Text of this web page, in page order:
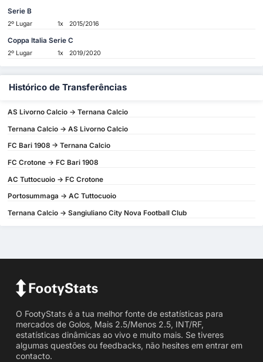
Serie B
2º Lugar 1x 2015/2016
Coppa Italia Serie C
2º Lugar 1x 2019/2020
Histórico de Transferências
AS Livorno Calcio -> Ternana Calcio
Ternana Calcio -> AS Livorno Calcio
FC Bari 1908 -> Ternana Calcio
FC Crotone -> FC Bari 1908
AC Tuttocuoio -> FC Crotone
Portosummaga -> AC Tuttocuoio
Ternana Calcio -> Sangiuliano City Nova Football Club
O FootyStats é a tua melhor fonte de estatísticas para
mercados de Golos, Mais 2.5/Menos 2.5, INT/RF,
estatísticas dinâmicas ao vivo e muito mais. Se tiveres
algumas questões ou feedbacks, não hesites em entrar em
contacto.